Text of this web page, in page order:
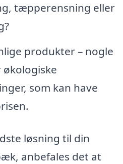
tæpperensning eller
produkter – nogle
som kan have
løsning til din
anbefales det at